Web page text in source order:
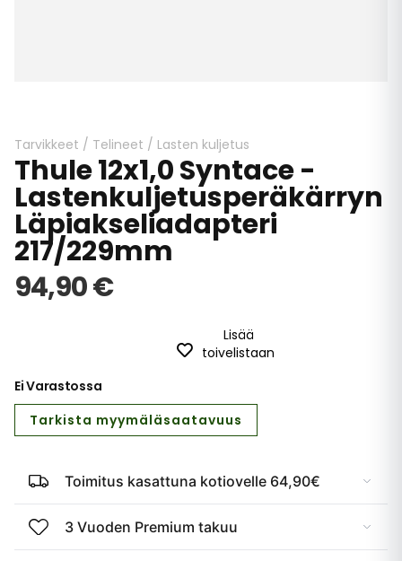
beginning
of
the
images
gallery
Tarvikkeet / Telineet / Lasten kuljetus
Thule 12x1,0 Syntace -
Lastenkuljetusperäkärryn
Läpiakseliadapteri
217/229mm
94,90 €
Lisää
toivelistaan
Ei Varastossa
Tarkista myymäläsaatavuus
Toimitus kasattuna kotiovelle 64,90€
3 Vuoden Premium takuu